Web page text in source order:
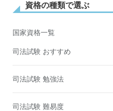
資格の種類で選ぶ
国家資格一覧
司法試験 おすすめ
司法試験 勉強法
司法試験 難易度